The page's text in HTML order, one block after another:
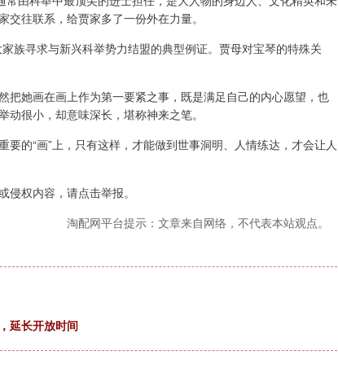
往联系，给贾家多了一份外在力量。
族寻求与新兴科举势力结盟的典型例证。贾母对宝琴的特殊关
把她画在画上作为第一要紧之事，既是满足自己的内心愿望，也
很小，却意味深长，堪称神来之笔。
的“画”上，只有这样，才能做到世事洞明、人情练达，才会让人
权内容，请点击举报。
淘配网平台提示：文章来自网络，不代表本站观点。
延长开放时间